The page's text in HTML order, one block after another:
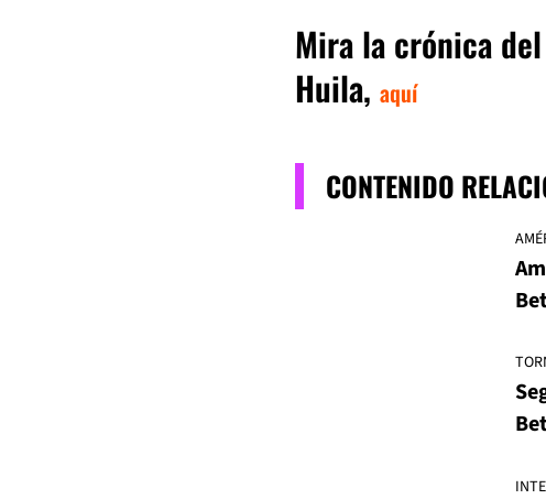
Mira la crónica
Huila, aquí
CONTENIDO